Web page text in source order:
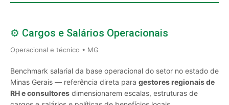
⚙️ Cargos e Salários Operacionais
Operacional e técnico • MG
Benchmark salarial da base operacional do setor no estado de
Minas Gerais — referência direta para gestores regionais de
RH e consultores dimensionarem escalas, estruturas de